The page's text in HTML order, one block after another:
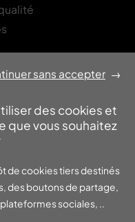
Edinovo
OK
OUVERTES
!
sans accepter →
des cookies et
que vous souhaitez
de cookies tiers destinés
des boutons de partage,
sociales, ..